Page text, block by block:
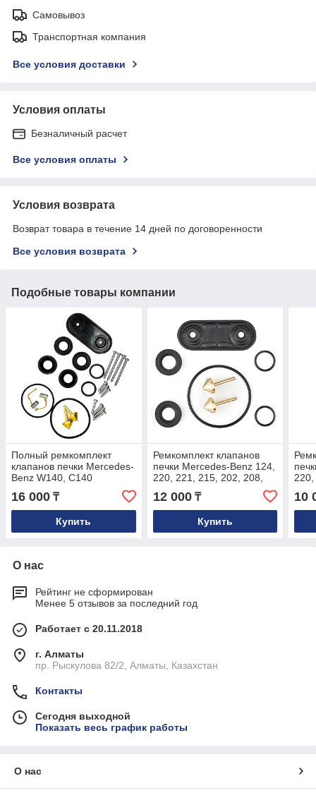
Самовывоз
Транспортная компания
Все условия доставки
Условия оплаты
Безналичный расчет
Все условия оплаты
Условия возврата
Возврат товара в течение 14 дней по договоренности
Все условия возврата
Подобные товары компании
Полный ремкомплект
клапанов печки Mercedes-
Benz W140, C140
16 000 ₸
Купить
Ремкомплект клапанов
печки Mercedes-Benz 124,
220, 221, 215, 202, 208,
210, 170, 171, 140
12 000₸
Купить
10
О нас
Рейтинг не сформирован
Менее 5 отзывов за последний год
Работает с 20.11.2018
г. Алматы
пр. Рыскулова 82/2, Алматы, Казахстан
Контакты
Сегодня выходной
Показать весь график работы
О нас